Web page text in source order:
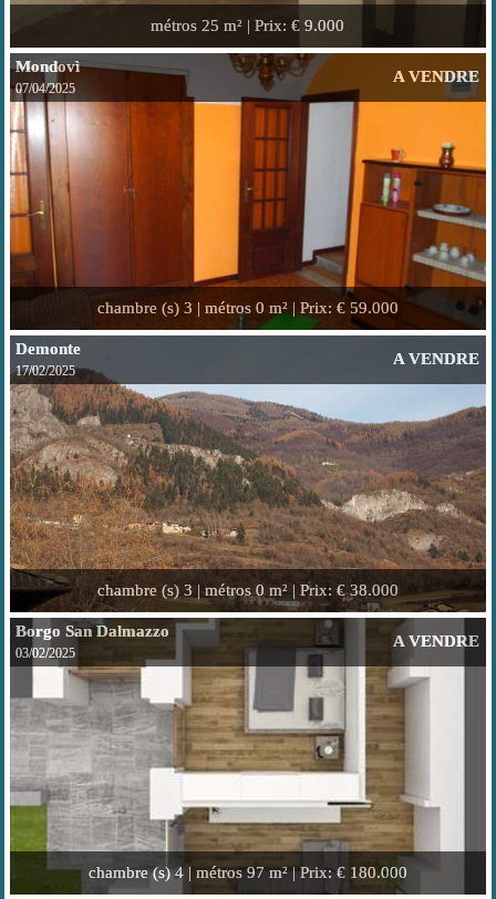
métros 25 m² |Prix: € 9.000
Mondovì
07/04/2025
A VENDRE
chambre (s)3 | métros0 m² | Prix: € 59.000
Demonte
17/02/2025
A VENDRE
chambre (s)3 | métros0 m² | Prix: € 38.000
Borgo San Dalmazzo
03/02/2025
A VENDRE
chambre (s)4 | métros97 m² |Prix: € 180.000